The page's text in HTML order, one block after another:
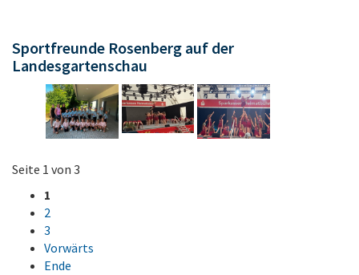
Sportfreunde Rosenberg auf der
Landesgartenschau
Seite 1 von 3
1
2
3
Vorwärts
Ende